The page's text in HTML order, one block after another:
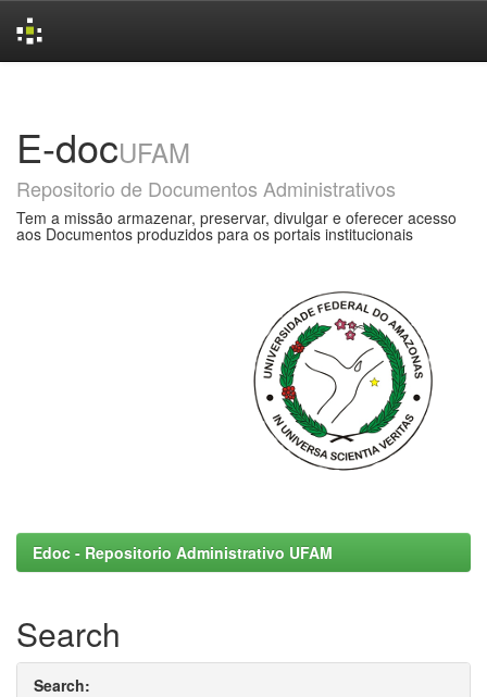
E-docUFAM
Repositorio de Documentos Administrativos
Tem a missão armazenar, preservar, divulgar e oferecer acesso
aos Documentos produzidos para os portais institucionais
Edoc - Repositorio Administrativo UFAM
Search
Search: